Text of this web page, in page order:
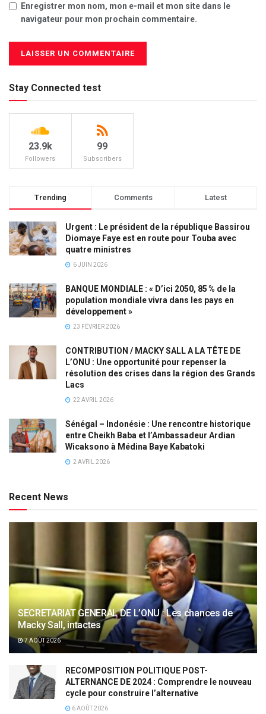
Enregistrer mon nom, mon e-mail et mon site dans le
navigateur pour mon prochain commentaire.
Stay Connected test
23.9k
Followers
99
Subscribers
Trending Comments Latest
Urgent : Le président de la république Bassirou
Diomaye Faye est en route pour Touba avec
quatre ministres
6 JUIN 2026
BANQUE MONDIALE : « D’ici 2050, 85 % de la
population mondiale vivra dans les pays en
développement »
23 FÉVRIER 2026
CONTRIBUTION / MACKY SALL A LA TÊTE DE
L’ONU : Une opportunité pour repenser la
résolution des crises dans la région des Grands
Lacs
22 AVRIL 2026
Sénégal – Indonésie : Une rencontre historique
entre Cheikh Baba et l’Ambassadeur Ardian
Wicaksono à Médina Baye Kabatoki
2 AVRIL 2026
Recent News
SECRETARIAT GENERAL DE L’ONU : Les chances de
Macky Sall, intactes
7 AOÛT 2026
RECOMPOSITION POLITIQUE POST-
ALTERNANCE DE 2024 : Comprendre le nouveau
cycle pour construire l’alternative
6 AOÛT 2026